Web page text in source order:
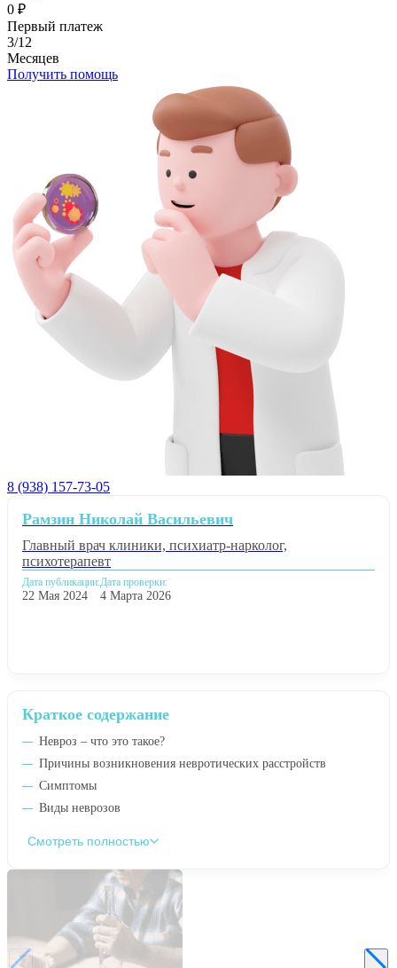
0 ₽
Первый платеж
3/12
Месяцев
Получить помощь
8 (938) 157-73-05
Краткое содержание
Невроз – что это такое?
Причины возникновения невротических расстройств
Симптомы
Виды неврозов
Смотреть полностью
Рамзин Николай Васильевич
Главный врач клиники, психиатр-нарколог,
психотерапевт
Дата публикации:
22 Мая 2024
Дата проверки:
4 Марта 2026